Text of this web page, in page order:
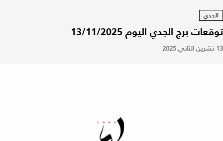
الجدي
توقعات برج الجدي اليوم 13/11/2025
13 تشرين الثاني 2025